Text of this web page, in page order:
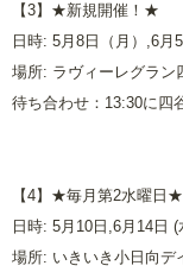
【3】★新規開催！★
日時: 5月8日（月）,6
場所: ラヴィーレグラン
待ち合わせ：13:30に四
【4】★毎月第2水曜日★
日時: 5月10日,6月14日
場所: いきいき小日向デ